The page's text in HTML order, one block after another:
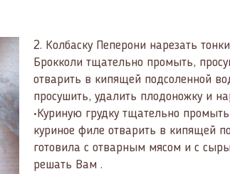
2. Колбаску Пеперони нарезать
Брокколи тщательно промыть,
отварить в кипящей подсоленной
просушить, удалить плодоножку и
•Куриную грудку тщательно
куриное филе отварить в кипящей
готовила с отварным мясом и с
решать Вам .